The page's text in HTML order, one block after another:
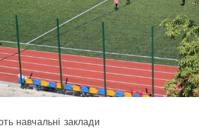
навчальні заклади